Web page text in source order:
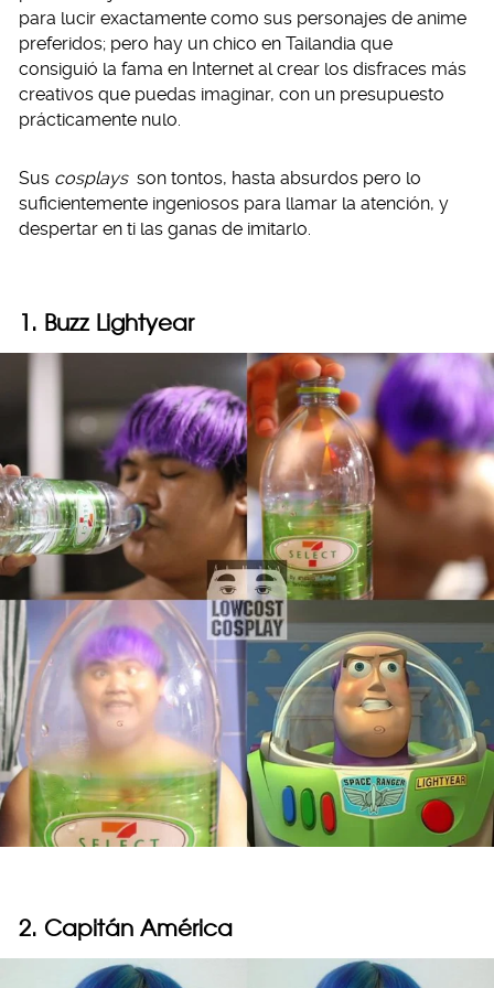
para lucir exactamente como sus personajes de anime
preferidos; pero hay un chico en Tailandia que
consiguió la fama en Internet al crear los disfraces más
creativos que puedas imaginar, con un presupuesto
prácticamente nulo.
Sus cosplays son tontos, hasta absurdos pero lo
suficientemente ingeniosos para llamar la atención, y
despertar en ti las ganas de imitarlo.
1. Buzz Lightyear
2. Capitán América